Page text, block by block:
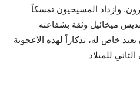
ميخائيل وثقة بشفاعته
بعيد خاص له، تذكاراً لهذه الاعجوبة